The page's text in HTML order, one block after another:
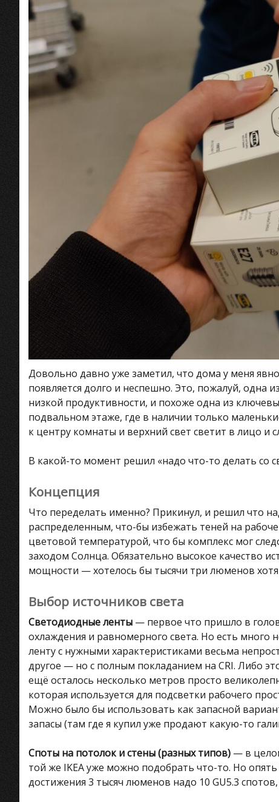
Довольно давно уже заметил, что дома у меня
появляется долго и неспешно. Это, пожалуй, одна
низкой продуктивности, и похоже одна из
подвальном этаже, где в наличии только
к центру комнаты и верхний свет светит в лицо и
В какой-то момент решил «надо что-то делать со
Концепция
Что переделать именно? Прикинул, и решил что
распределенным, что-бы избежать теней на
цветовой температурой, что бы комплекс мог
заходом Солнца. Обязательно высокое качество
мощности — хотелось бы тысячи три люменов
Выбор источников света
Светодиодные ленты — первое что пришло в
охлаждения и равномерного света. Но есть
ленту с нужными характеристиками весьма
другое — но с полным покладанием на CRI. Либо
ещё осталось несколько метров просто
которая используется для подсветки рабочего
Можно было бы использовать как запасной
запасы (там где я купил уже продают какую-то
Споты на потолок и стены (разных типов) — в
той же IKEA уже можно подобрать что-то. Но
достижения 3 тысяч люменов надо 10 GU5.3 спотов,